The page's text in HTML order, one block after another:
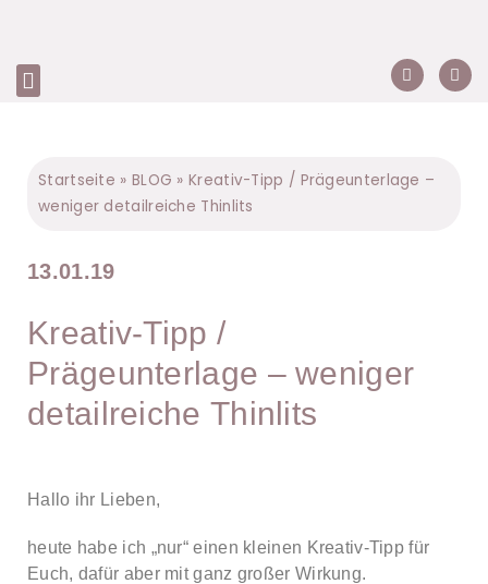
Startseite » BLOG »Kreativ-Tipp / Prägeunterlage –
weniger detailreiche Thinlits
13.01.19
Kreativ-Tipp /
Prägeunterlage – weniger
detailreiche Thinlits
Hallo ihr Lieben,
heute habe ich „nur“ einen kleinen Kreativ-Tipp für
Euch, dafür aber mit ganz großer Wirkung.